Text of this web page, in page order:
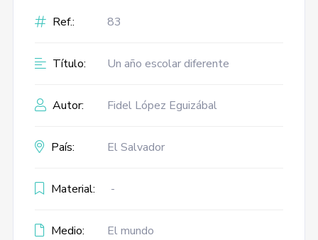
Ref.: 83
Título: Un año escolar diferente
Autor: Fidel López Eguizábal
País: El Salvador
Material: -
Medio: El mundo